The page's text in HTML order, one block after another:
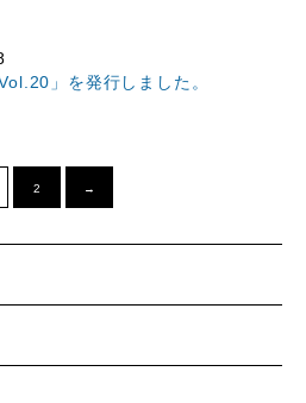
」を発行しました。
2 →